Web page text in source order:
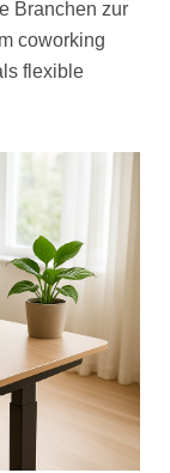
Branchen zur
coworking
flexible